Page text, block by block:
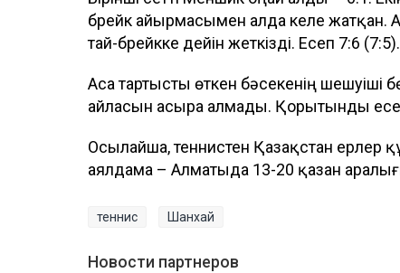
брейк айырмасымен алда келе жатқан.
тай-брейкке дейін жеткізді. Есеп 7:6 (7:5).
Аса тартысты өткен бәсекенің
айласын асыра алмады. Қорытынды
Осылайша, теннистен Қазақстан
аялдама – Алматыда 13-20 қазан
теннис Шанхай
Новости партнеров